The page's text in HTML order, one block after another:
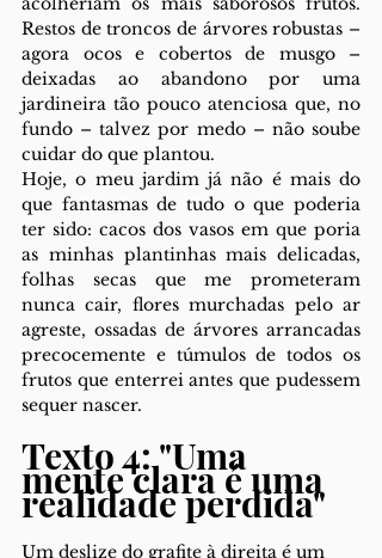
Restos de troncos de árvores robustas –
agora ocos e cobertos de musgo –
deixadas ao abandono por uma
jardineira tão pouco atenciosa que, no
fundo – talvez por medo – não soube
cuidar do que plantou.
Hoje, o meu jardim já não é mais do
que fantasmas de tudo o que poderia
ter sido: cacos dos vasos em que poria
as minhas plantinhas mais delicadas,
folhas secas que me prometeram
nunca cair, flores murchadas pelo ar
agreste, ossadas de árvores arrancadas
precocemente e túmulos de todos os
frutos que enterrei antes que pudessem
sequer nascer.
Texto 4: "Uma
mente clara é uma
realidade perdida"
Um deslize do grafite à direita é um